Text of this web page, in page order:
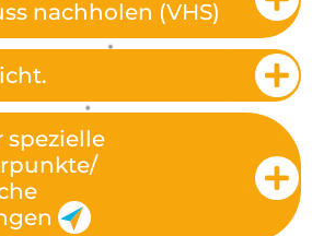
nachholen (VHS)